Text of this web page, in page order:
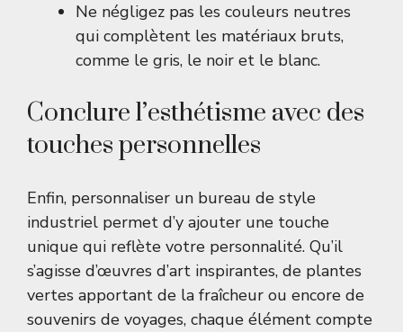
Ne négligez pas les couleurs neutres
qui complètent les matériaux bruts,
comme le gris, le noir et le blanc.
Conclure l’esthétisme avec des
touches personnelles
Enfin, personnaliser un bureau de style
industriel permet d’y ajouter une touche
unique qui reflète votre personnalité. Qu’il
s’agisse d’œuvres d’art inspirantes, de plantes
vertes apportant de la fraîcheur ou encore de
souvenirs de voyages, chaque élément compte